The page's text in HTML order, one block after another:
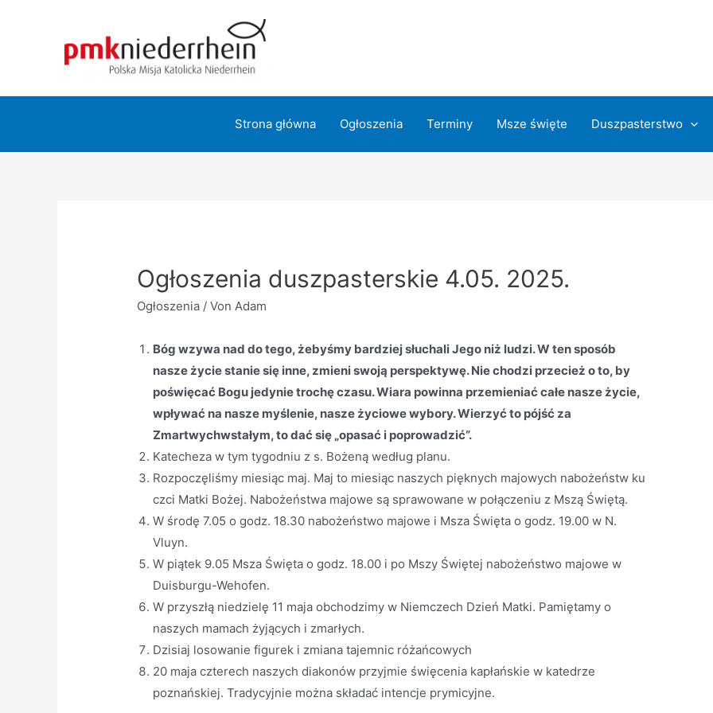
Strona główna Ogłoszenia Terminy Msze święte Duszpasterstwo
Ogłoszenia duszpasterskie 4.05. 2025.
Ogłoszenia / VonAdam
Bóg wzywa nad do tego, żebyśmy bardziej słuchali Jego niż ludzi. W ten sposób
nasze życie stanie się inne, zmieni swoją perspektywę. Nie chodzi przecież o to, by
poświęcać Bogu jedynie trochę czasu. Wiara powinna przemieniać całe nasze życie,
wpływać na nasze myślenie, nasze życiowe wybory. Wierzyć to pójść za
Zmartwychwstałym, to dać się „opasać i poprowadzić”.
Katecheza w tym tygodniu z s. Bożeną według planu.
Rozpoczęliśmy miesiąc maj. Maj to miesiąc naszych pięknych majowych nabożeństw ku
czci Matki Bożej. Nabożeństwa majowe są sprawowane w połączeniu z Mszą Świętą.
W środę 7.05 o godz. 18.30 nabożeństwo majowe i Msza Święta o godz. 19.00 w N.
Vluyn.
W piątek 9.05 Msza Święta o godz. 18.00 i po Mszy Świętej nabożeństwo majowe w
Duisburgu-Wehofen.
W przyszłą niedzielę 11 maja obchodzimy w Niemczech Dzień Matki. Pamiętamy o
naszych mamach żyjących i zmarłych.
Dzisiaj losowanie figurek i zmiana tajemnic różańcowych
20 maja czterech naszych diakonów przyjmie święcenia kapłańskie w katedrze
poznańskiej. Tradycyjnie można składać intencje prymicyjne.